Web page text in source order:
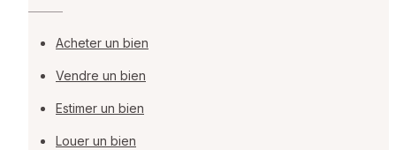
Acheter un bien
Vendre un bien
Estimer un bien
Louer un bien